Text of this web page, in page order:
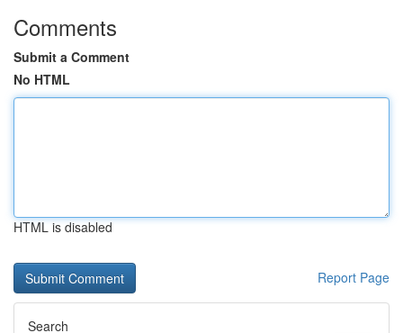
Comments
Submit a Comment
No HTML
HTML is disabled
Report Page
Search